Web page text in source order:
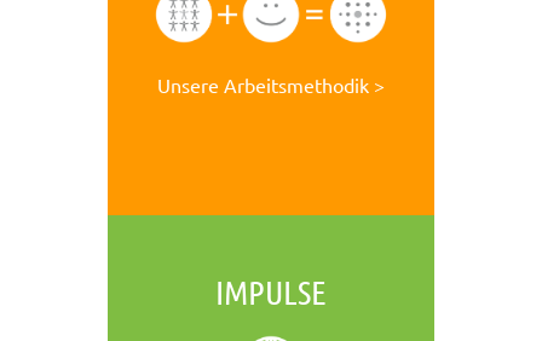
Unsere Arbeitsmethodik >
IMPULSE
Mehr über exposé